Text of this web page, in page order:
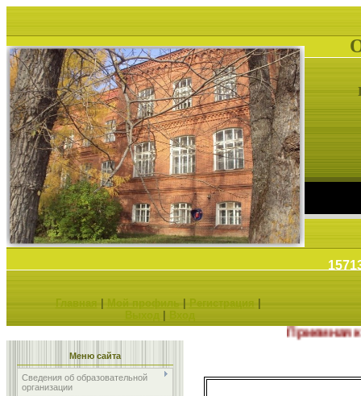
Главная Мой профиль Регистрация
Выход| Вход
Приемная
Меню сайта
Сведения об образовательной
организации